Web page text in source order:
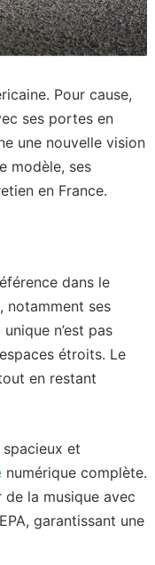
Pour cause,
ses portes en
une nouvelle vision
modèle, ses
en France.
dans le
notamment ses
n’est pas
étroits. Le
en restant
et
numérique complète.
la musique avec
garantissant une